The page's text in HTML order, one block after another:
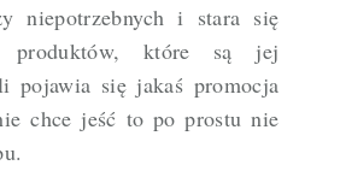
niepotrzebnych i stara się
produktów, które są jej
pojawia się jakaś promocja
chce jeść to po prostu nie